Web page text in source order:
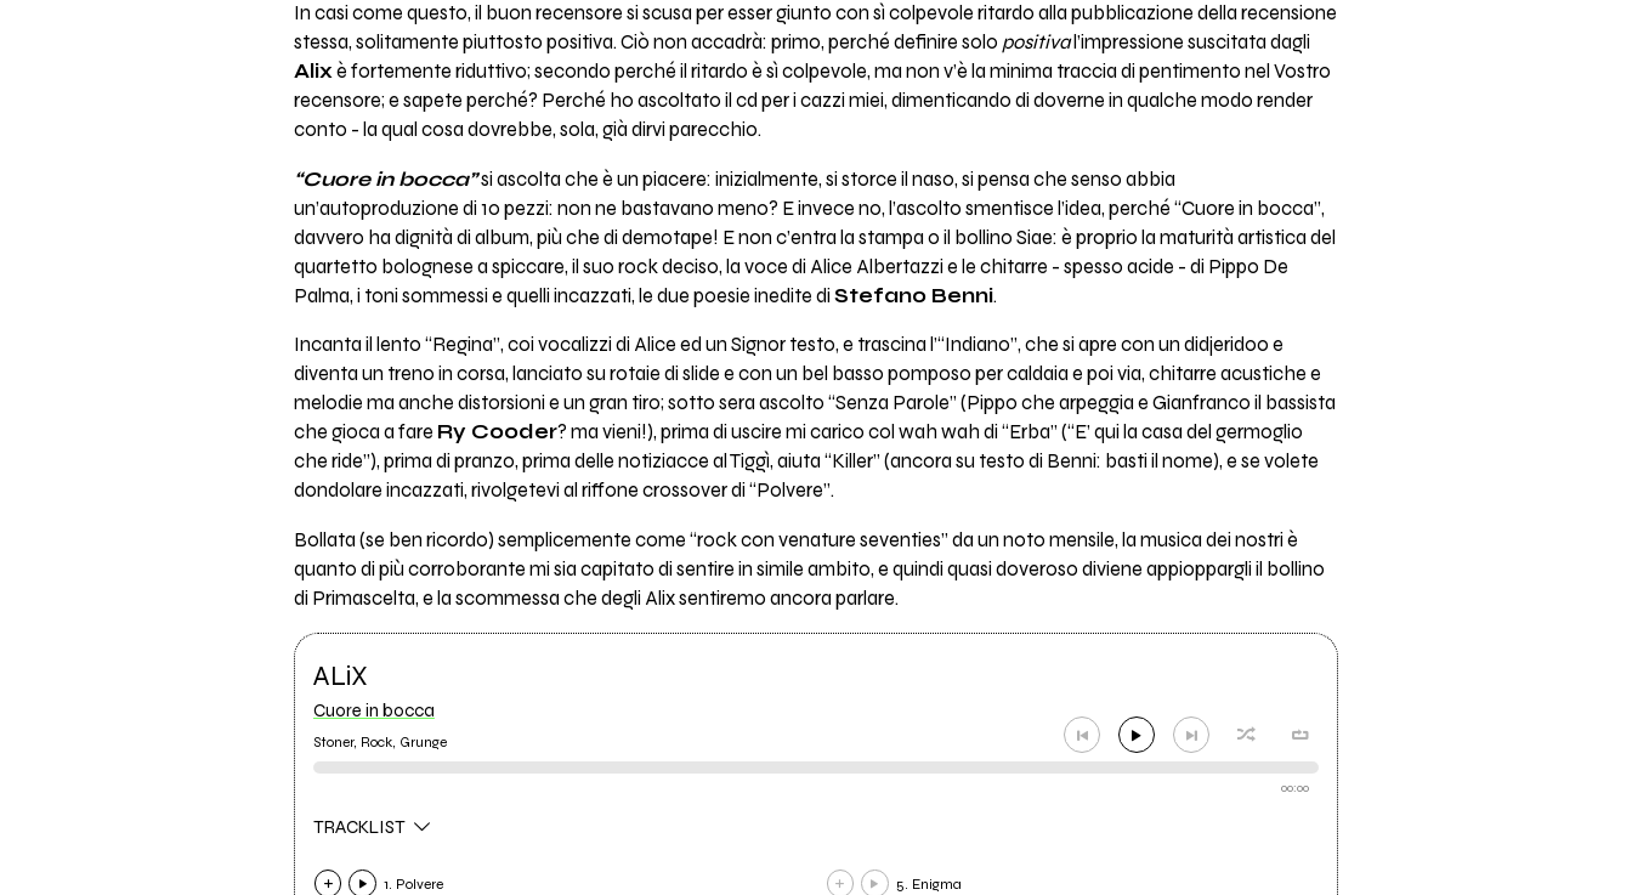
In casi come questo, il buon recensore si scusa per esser giunto con sì colpevole ritardo alla pubblicazione della recensione
stessa, solitamente piuttosto positiva. Ciò non accadrà: primo, perché definire solo positival’impressione suscitata dagli
Alixè fortemente riduttivo; secondo perché il ritardo è sì colpevole, ma non v’è la minima traccia di pentimento nel Vostro
recensore; e sapete perché? Perché ho ascoltato il cd per i cazzi miei, dimenticando di doverne in qualche modo render
conto - la qual cosa dovrebbe, sola, già dirvi parecchio.
“Cuore in bocca”si ascolta che è un piacere: inizialmente, si storce il naso, si pensa che senso abbia
un’autoproduzione di 10 pezzi: non ne bastavano meno? E invece no, l’ascolto smentisce l’idea, perché “Cuore in bocca”,
davvero ha dignità di album, più che di demotape! E non c’entra la stampa o il bollino Siae: è proprio la maturità artistica del
quartetto bolognese a spiccare, il suo rock deciso, la voce di Alice Albertazzi e le chitarre - spesso acide - di Pippo De
Palma, i toni sommessi e quelli incazzati, le due poesie inedite di Stefano Benni.
Incanta il lento “Regina”, coi vocalizzi di Alice ed un Signor testo, e trascina l’“Indiano”, che si apre con un didjeridoo e
diventa un treno in corsa, lanciato su rotaie di slide e con un bel basso pomposo per caldaia e poi via, chitarre acustiche e
melodie ma anche distorsioni e un gran tiro; sotto sera ascolto “Senza Parole” (Pippo che arpeggia e Gianfranco il bassista
che gioca a fare Ry Cooder? ma vieni!), prima di uscire mi carico col wah wah di “Erba” (“E’ qui la casa del germoglio
che ride”), prima di pranzo, prima delle notiziacce al Tiggì, aiuta “Killer” (ancora su testo di Benni: basti il nome), e se volete
dondolare incazzati, rivolgetevi al riffone crossover di “Polvere”.
Bollata (se ben ricordo) semplicemente come “rock con venature seventies” da un noto mensile, la musica dei nostri è
quanto di più corroborante mi sia capitato di sentire in simile ambito, e quindi quasi doveroso diviene appioppargli il bollino
di Primascelta, e la scommessa che degli Alix sentiremo ancora parlare.
ALiX
Cuore in bocca
Stoner, Rock, Grunge
00:00
TRACKLIST
1. Polvere 5. Enigma